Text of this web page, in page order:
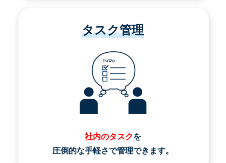
タスク管理
社内のタスクを
圧倒的な手軽さで管理できます。